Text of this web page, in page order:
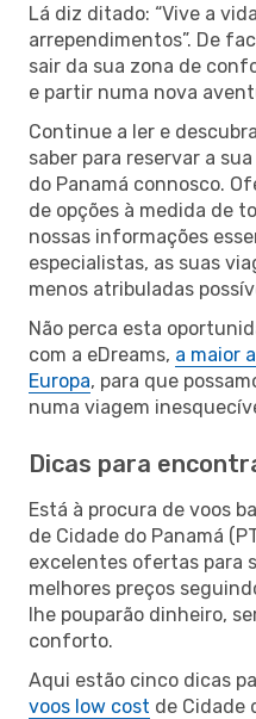
Lá diz ditado: “Vive a
arrependimentos”. De
sair da sua zona de
e partir numa nova
Continue a ler e
saber para reservar a
do Panamá connosco.
de opções à medida de
nossas informações
especialistas, as suas
menos atribuladas
Não perca esta
com a eDreams, a maior
Europa, para que
numa viagem
Dicas para
Está à procura de voos
de Cidade do Panamá
excelentes ofertas para
melhores preços
lhe pouparão dinheiro,
conforto.
Aqui estão cinco dicas
voos low cost de Cidade